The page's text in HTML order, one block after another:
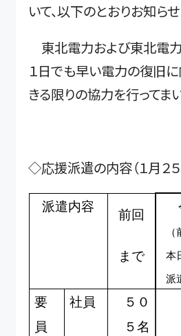
いて、以下のとおりお知らせ
東北電力および東北電力
１日でも早い電力の復旧に
きる限りの協力を行ってまい
◇応援派遣の内容（１月２
派遣内容
前回
まで 本
派
要
員
社員
５０
５名